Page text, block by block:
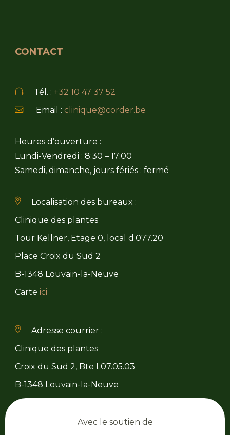
CONTACT
Tél. : +32 10 47 37 52
Email : clinique@corder.be
Heures d’ouverture :
Lundi-Vendredi : 8:30 – 17:00
Samedi, dimanche, jours fériés : fermé
Localisation des bureaux :
Clinique des plantes
Tour Kellner, Etage 0, local d.077.20
Place Croix du Sud 2
B-1348 Louvain-la-Neuve
Carte ici
Adresse courrier :
Clinique des plantes
Croix du Sud 2, Bte L07.05.03
B-1348 Louvain-la-Neuve
Avec le soutien de